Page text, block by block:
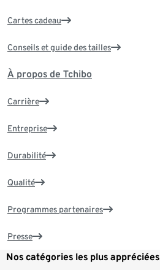
Cartes cadeau
Conseils et guide des tailles
À propos de Tchibo
Carrière
Entreprise
Durabilité
Qualité
Programmes partenaires
Presse
Nos catégories les plus appréciées